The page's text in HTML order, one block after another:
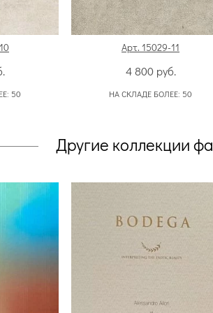
50
Арт. 15029-11
4 800 руб.
НА СКЛАДЕ БОЛЕЕ: 50
Другие коллекции